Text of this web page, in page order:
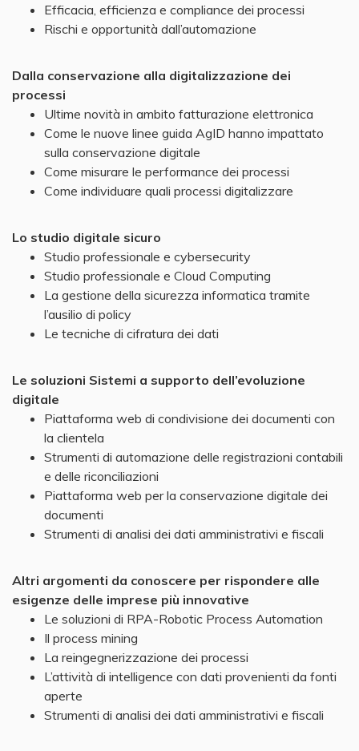
Efficacia, efficienza e compliance dei processi
Rischi e opportunità dall’automazione
Dalla conservazione alla digitalizzazione dei
processi
Ultime novità in ambito fatturazione elettronica
Come le nuove linee guida AgID hanno impattato
sulla conservazione digitale
Come misurare le performance dei processi
Come individuare quali processi digitalizzare
Lo studio digitale sicuro
Studio professionale e cybersecurity
Studio professionale e Cloud Computing
La gestione della sicurezza informatica tramite
l’ausilio di policy
Le tecniche di cifratura dei dati
Le soluzioni Sistemi a supporto dell’evoluzione
digitale
Piattaforma web di condivisione dei documenti con
la clientela
Strumenti di automazione delle registrazioni contabili
e delle riconciliazioni
Piattaforma web per la conservazione digitale dei
documenti
Strumenti di analisi dei dati amministrativi e fiscali
Altri argomenti da conoscere per rispondere alle
esigenze delle imprese più innovative
Le soluzioni di RPA-Robotic Process Automation
Il process mining
La reingegnerizzazione dei processi
L’attività di intelligence con dati provenienti da fonti
aperte
Strumenti di analisi dei dati amministrativi e fiscali